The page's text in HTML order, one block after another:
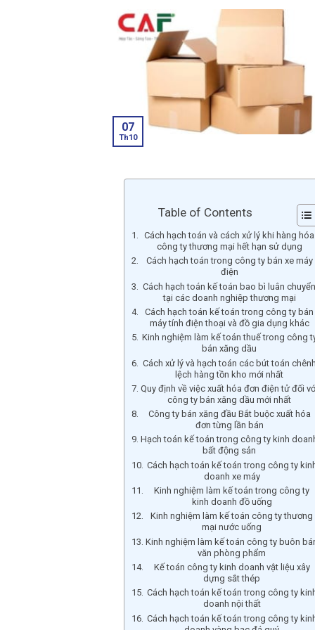
Table of Contents
Cách hạch toán và cách xử lý khi hàng hóa
công ty thương mại hết hạn sử dụng
Cách hạch toán trong công ty bán xe máy
điện
Cách hạch toán kế toán bao bì luân chuyển
tại các doanh nghiệp thương mại
Cách hạch toán kế toán trong công ty bán
máy tính điện thoại và đồ gia dụng khác
Kinh nghiệm làm kế toán thuế trong công
bán xăng dầu
Cách xử lý và hạch toán các bút toán chênh
lệch hàng tồn kho mới nhất
Quy định về việc xuất hóa đơn điện tử đối
công ty bán xăng dầu mới nhất
Công ty bán xăng đầu Bắt buộc xuất hóa
đơn từng lần bán
Hạch toán kế toán trong công ty kinh
bất động sản
Cách hạch toán kế toán trong công ty
doanh xe máy
Kinh nghiệm làm kế toán trong công ty
kinh doanh đồ uống
Kinh nghiệm làm kế toán công ty thương
mại nước uống
Kinh nghiệm làm kế toán công ty buôn
văn phòng phẩm
Kế toán công ty kinh doanh vật liệu xây
dựng sắt thép
Cách hạch toán kế toán trong công ty
doanh nội thất
Cách hạch toán kế toán trong công ty
07
Th10